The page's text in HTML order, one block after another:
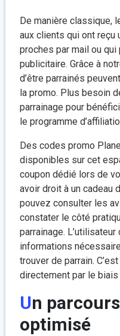
De manière classique,
aux clients qui ont reçu
proches par mail ou qui
publicitaire. Grâce à
d’être parrainés
la promo. Plus besoin
parrainage pour
le programme
Des codes promo
disponibles sur cet
coupon dédié lors de
avoir droit à un cadeau
pouvez consulter les
constater le côté
parrainage.
informations
trouver de parrain.
directement par le
Un parcours utilisateur
optimisé